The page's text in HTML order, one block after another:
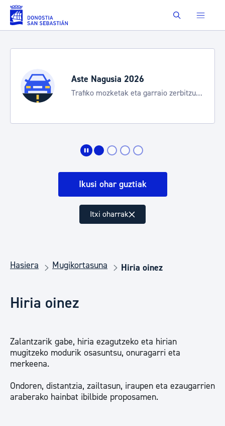
Eduki nagusira joan Buscar
Aste Nagusia 2026
Trafiko mozketak eta garraio zerbitzu
Ikusi ohar guztiak
Itxi oharrak
Hasiera Mugikortasuna Hiria oinez
Hiria oinez
Zalantzarik gabe, hiria ezagutzeko eta hirian
mugitzeko modurik osasuntsu, onuragarri eta
merkeena.
Ondoren, distantzia, zailtasun, iraupen eta ezaugarrien
araberako hainbat ibilbide proposamen.